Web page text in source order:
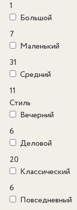
1
Большой
7
Маленький
31
Средний
11
Стиль
Вечерний
6
Деловой
20
Классический
6
Повседневный